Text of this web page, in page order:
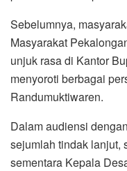
Sebelumnya,
Masyarakat
unjuk rasa di Kantor
menyoroti berbagai
Randumuktiwaren.
Dalam audiensi
sejumlah tindak lanjut,
sementara Kepala